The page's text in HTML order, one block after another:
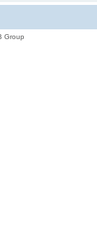
Group